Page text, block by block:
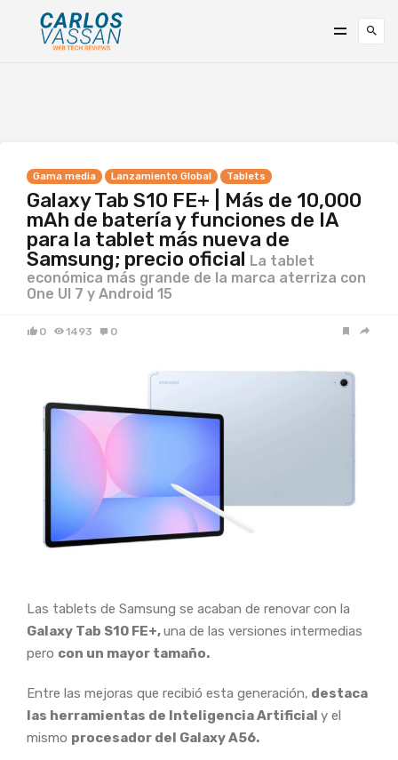
Gama media Lanzamiento Global Tablets
Galaxy Tab S10 FE+ | Más de 10,000
mAh de batería y funciones de IA
para la tablet más nueva de
Samsung; precio oficial La tablet
económica más grande de la marca aterriza con
One UI 7 y Android 15
0 1493 0
Las tablets de Samsung se acaban de renovar con la
Galaxy Tab S10 FE+,una de las versiones intermedias
pero con un mayor tamaño.
Entre las mejoras que recibió esta generación, destaca
las herramientas de Inteligencia Artificial y el
mismo procesador del Galaxy A56.